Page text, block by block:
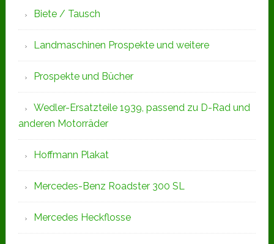
Biete / Tausch
Landmaschinen Prospekte und weitere
Prospekte und Bücher
Wedler-Ersatzteile 1939, passend zu D-Rad und
anderen Motorräder
Hoffmann Plakat
Mercedes-Benz Roadster 300 SL
Mercedes Heckflosse